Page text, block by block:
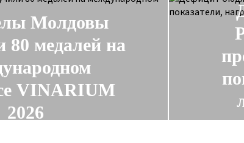
Молдовы
80 медалей на
VINARIUM
2026